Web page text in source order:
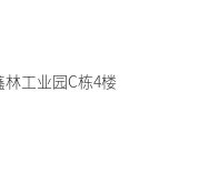
工业园C栋4楼